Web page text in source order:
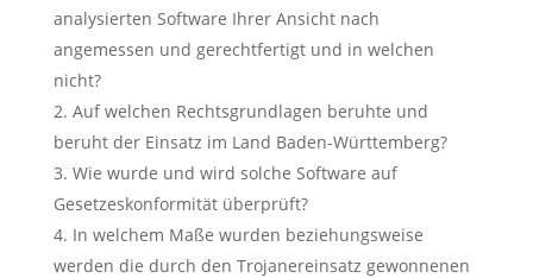
analysierten Software Ihrer Ansicht nach
angemessen und gerechtfertigt und in welchen
nicht?
Auf welchen Rechtsgrundlagen beruhte und
beruht der Einsatz im Land Baden-Württemberg?
Wie wurde und wird solche Software auf
Gesetzeskonformität überprüft?
In welchem Maße wurden beziehungsweise
werden die durch den Trojanereinsatz gewonnenen